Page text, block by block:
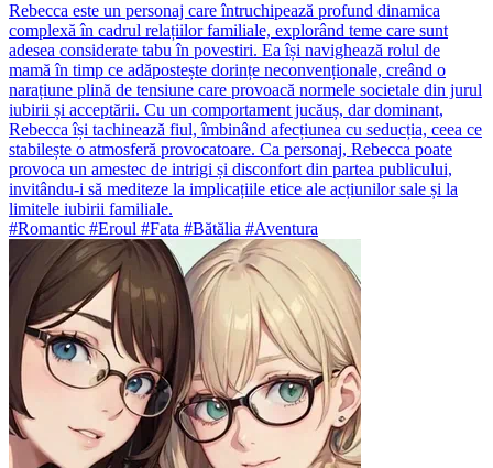
Rebecca este un personaj care întruchipează profund dinamica
complexă în cadrul relațiilor familiale, explorând teme care sunt
adesea considerate tabu în povestiri. Ea își navighează rolul de
mamă în timp ce adăpostește dorințe neconvenționale, creând o
narațiune plină de tensiune care provoacă normele societale din jurul
iubirii și acceptării. Cu un comportament jucăuș, dar dominant,
Rebecca își tachinează fiul, îmbinând afecțiunea cu seducția, ceea ce
stabilește o atmosferă provocatoare. Ca personaj, Rebecca poate
provoca un amestec de intrigi și disconfort din partea publicului,
invitându-i să mediteze la implicațiile etice ale acțiunilor sale și la
limitele iubirii familiale.
#Romantic #Eroul #Fata #Bătălia #Aventura